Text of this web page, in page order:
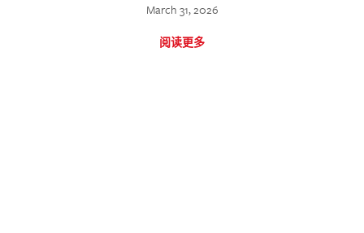
March 31, 2026
阅读更多